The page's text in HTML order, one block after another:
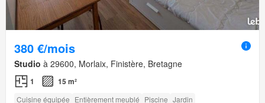
380 €/mois
Studio à 29600, Morlaix, Finistère, Bretagne
1 15 m²
Cuisine équipée Entièrement meublé Piscine Jardin